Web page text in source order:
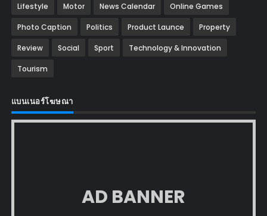
Lifestyle Motor News Calendar Online Games
Photo Caption Politics Product Launce Property
Review Social Sport Technology & Innovation
Tourism
แบนเนอร์โฆษณา
AD BANNER